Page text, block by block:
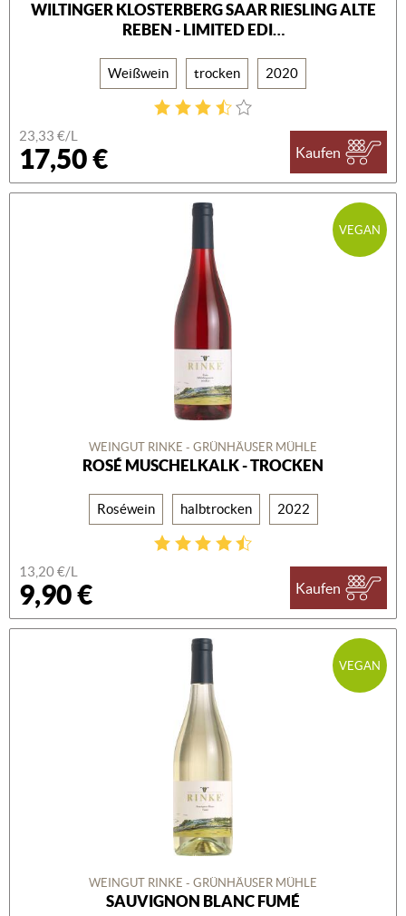
WILTINGER KLOSTERBERG SAAR RIESLING ALTE
REBEN - LIMITED EDI…
Weißwein trocken 2020
23,33 €/L
17,50 € Kaufen
VEGAN
WEINGUT RINKE - GRÜNHÄUSER MÜHLE
ROSÉ MUSCHELKALK - TROCKEN
Roséwein halbtrocken 2022
13,20 €/L
9,90 € Kaufen
VEGAN
WEINGUT RINKE - GRÜNHÄUSER MÜHLE
SAUVIGNON BLANC FUMÉ